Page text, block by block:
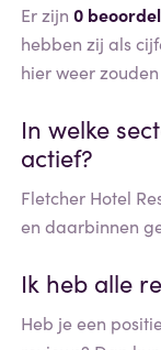
Er zijn0
hebben zij als
hier weer
In welke
actief?
Fletcher Hotel
en daarbinnen
Ik heb alle
Heb je een